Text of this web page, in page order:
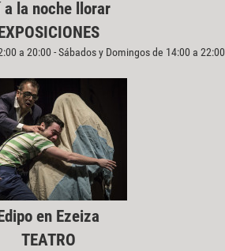
a la noche llorar
a 20:00 - Sábados y Domingos de 14:00 a 22:00
en Ezeiza
TEATRO